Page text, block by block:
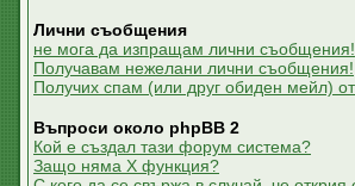
Лични съобщения
не мога да изпращам лични съобщения!
Получавам нежелани лични съобщения!
Получих спам (или друг обиден мейл)
Въпроси около phpBB 2
Кой е създал тази форум система?
Защо няма X функция?